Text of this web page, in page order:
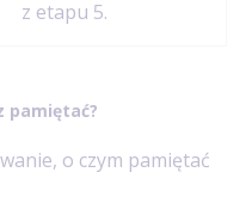
z etapu 5.
pamiętać?
o czym pamiętać